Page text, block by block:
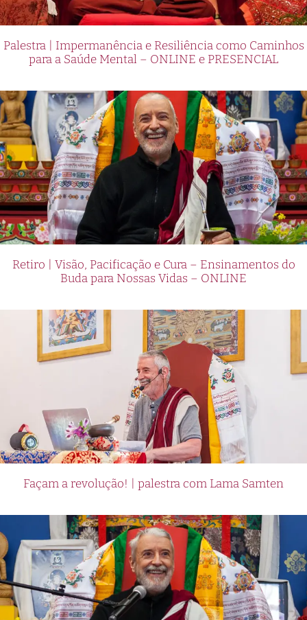
Palestra | Impermanência e Resiliência como Caminhos
para a Saúde Mental – ONLINE e PRESENCIAL
Retiro | Visão, Pacificação e Cura – Ensinamentos do
Buda para Nossas Vidas – ONLINE
Façam a revolução! | palestra com Lama Samten